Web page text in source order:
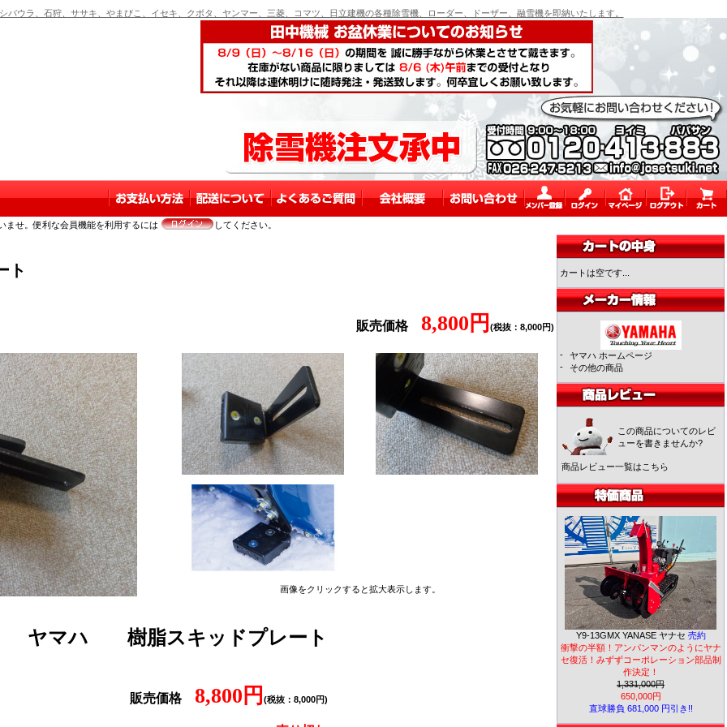
ラ、石狩、ササキ、やまびこ、イセキ、クボタ、ヤンマー、三菱、コマツ、日立建機の各種除雪機、ローダー、ドーザー、融雪機を即納いたします。
ませ。便利な会員機能を利用するには してください。
ト
販売価格 8,800円 (税抜：8,000円)
画像をクリックすると拡大表示します。
ヤマハ 樹脂スキッドプレート
販売価格 8,800円 (税抜：8,000円)
カートは空です...
-
ヤマハ ホームページ
-
その他の商品
この商品についてのレビ
ューを書きませんか?
商品レビュー一覧はこちら
Y9-13GMX YANASE ヤナセ 売約
衝撃の半額！アンパンマンのようにヤナ
セ復活！みずずコーポレーション部品制
作決定！
1,331,000円
650,000円
直球勝負 681,000 円引き!!